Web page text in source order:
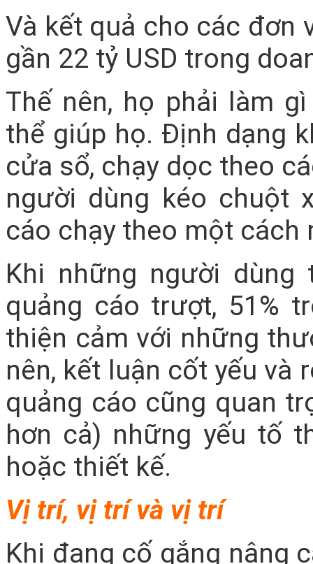
Và kết quả cho các đơn
gần 22 tỷ USD trong
Thế nên, họ phải làm
thể giúp họ. Định dạng
cửa sổ, chạy dọc theo
người dùng kéo chuột
cáo chạy theo một
Khi những người
quảng cáo trượt, 51%
thiện cảm với những
nên, kết luận cốt yếu và
quảng cáo cũng quan
hơn cả) những yếu tố
hoặc thiết kế.
Vị trí, vị trí và vị trí
Khi đang cố gắng nâng